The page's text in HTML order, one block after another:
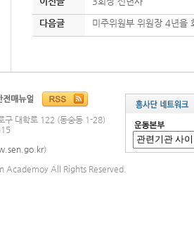
다음글 미주위원부 위원장 4년을
구 대학로 122 (동숭동 1-28)
)
Academoy All Rights Reserved.